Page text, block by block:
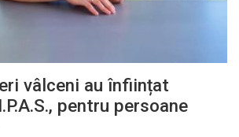
vâlceni au înființat
pentru persoane